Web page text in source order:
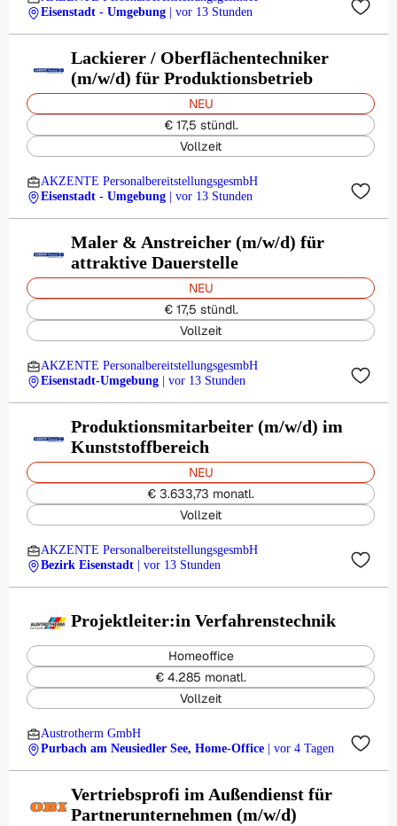
Eisenstadt - Umgebung
| vor 13 Stunden
Lackierer / Oberflächentechniker
(m/w/d) für Produktionsbetrieb
NEU
€ 17,5 stündl.
Vollzeit
AKZENTE PersonalbereitstellungsgesmbH
Eisenstadt - Umgebung
| vor 13 Stunden
Maler & Anstreicher (m/w/d) für
attraktive Dauerstelle
NEU
€ 17,5 stündl.
Vollzeit
AKZENTE PersonalbereitstellungsgesmbH
Eisenstadt-Umgebung
| vor 13 Stunden
Produktionsmitarbeiter (m/w/d) im
Kunststoffbereich
NEU
€ 3.633,73 monatl.
Vollzeit
AKZENTE PersonalbereitstellungsgesmbH
Bezirk Eisenstadt
| vor 13 Stunden
Projektleiter:in Verfahrenstechnik
Homeoffice
€ 4.285 monatl.
Vollzeit
Austrotherm GmbH
Purbach am Neusiedler See, Home-Office
| vor 4 Tagen
Vertriebsprofi im Außendienst für
Partnerunternehmen (m/w/d)